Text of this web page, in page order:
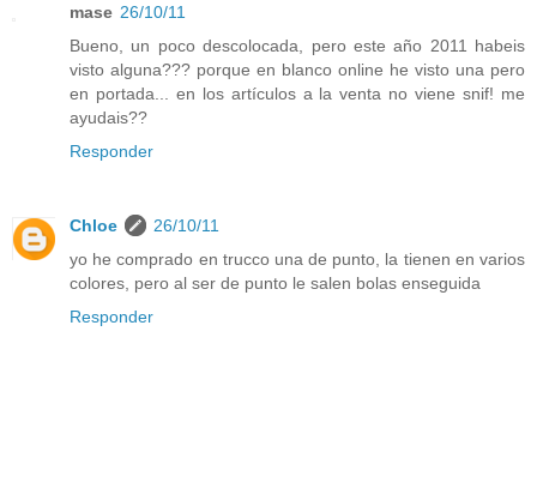
mase 26/10/11
Bueno, un poco descolocada, pero este año 2011 habeis
visto alguna??? porque en blanco online he visto una pero
en portada... en los artículos a la venta no viene snif! me
ayudais??
Responder
Chloe
26/10/11
yo he comprado en trucco una de punto, la tienen en varios
colores, pero al ser de punto le salen bolas enseguida
Responder